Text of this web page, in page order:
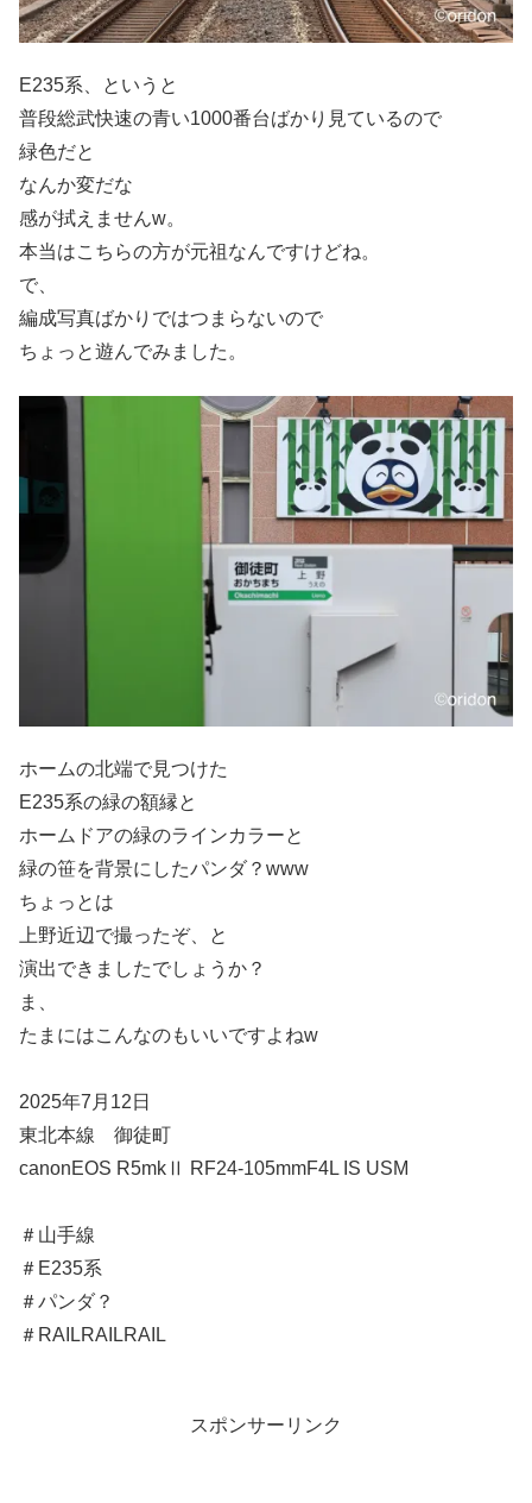
E235系、というと
普段総武快速の青い1000番台ばかり見ているので
緑色だと
なんか変だな
感が拭えませんw。
本当はこちらの方が元祖なんですけどね。
で、
編成写真ばかりではつまらないので
ちょっと遊んでみました。
ホームの北端で見つけた
E235系の緑の額縁と
ホームドアの緑のラインカラーと
緑の笹を背景にしたパンダ？www
ちょっとは
上野近辺で撮ったぞ、と
演出できましたでしょうか？
ま、
たまにはこんなのもいいですよねw
2025年7月12日
東北本線 御徒町
canonEOS R5mkⅡ RF24-105mmF4L IS USM
＃山手線
＃E235系
＃パンダ？
＃RAILRAILRAIL
スポンサーリンク